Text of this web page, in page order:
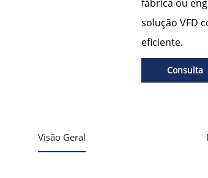
fábrica ou
solução VFD
eficiente.
Consulta
Visão Geral